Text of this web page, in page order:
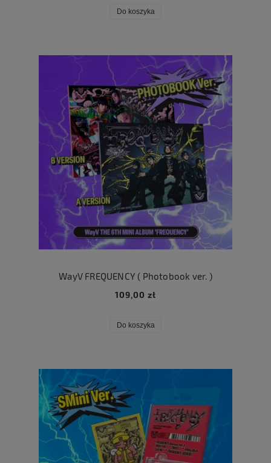
Do koszyka
WayV FREQUENCY ( Photobook ver. )
109,00 zł
Do koszyka